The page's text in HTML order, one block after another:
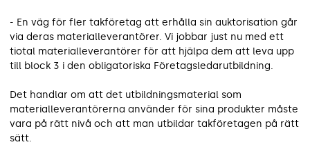
- En väg för fler takföretag att erhålla sin auktorisation går
via deras materialleverantörer. Vi jobbar just nu med ett
tiotal materialleverantörer för att hjälpa dem att leva upp
till block 3 i den obligatoriska Företagsledarutbildning.
Det handlar om att det utbildningsmaterial som
materialleverantörerna använder för sina produkter måste
vara på rätt nivå och att man utbildar takföretagen på rätt
sätt.